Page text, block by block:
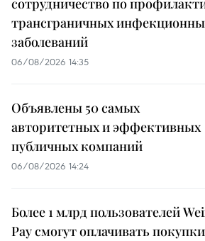
сотрудничество по
трансграничных
заболеваний
06/08/2026 14:35
Объявлены 50 самых
авторитетных и эффективных
публичных компаний
06/08/2026 14:24
Более 1 млрд пользователей
Pay смогут оплачивать